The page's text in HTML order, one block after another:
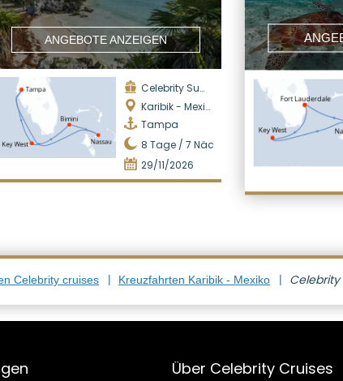
ANGEBOTE ANZEIGEN
Celebrity Summit
Karibik - Mexiko
Tampa
8 Tage / 7 Nächte
29/11/2026
Celebrity cruises Kreuzfahrten Karibik - Mexiko Celebrity
Über Celebrity Cruises